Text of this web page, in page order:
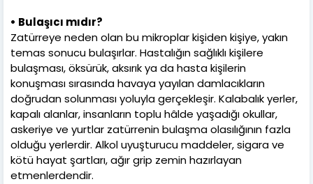
• Bulaşıcı mıdır?
Zatürreye neden olan bu mikroplar kişiden kişiye, yakın
temas sonucu bulaşırlar. Hastalığın sağlıklı kişilere
bulaşması, öksürük, aksırık ya da hasta kişilerin
konuşması sırasında havaya yayılan damlacıkların
doğrudan solunması yoluyla gerçekleşir. Kalabalık yerler,
kapalı alanlar, insanların toplu hâlde yaşadığı okullar,
askeriye ve yurtlar zatürrenin bulaşma olasılığının fazla
olduğu yerlerdir. Alkol uyuşturucu maddeler, sigara ve
kötü hayat şartları, ağır grip zemin hazırlayan
etmenlerdendir.